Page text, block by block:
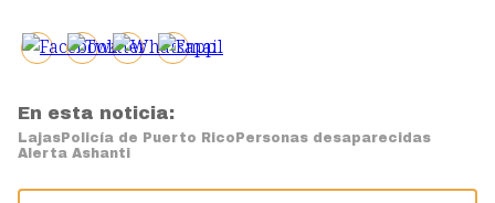
En esta noticia:
LajasPolicía de Puerto RicoPersonas desaparecidas
Alerta Ashanti